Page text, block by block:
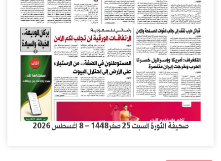
صحيفة الثورة السبت 25 صفر1448 – 8 اغسطس 2026